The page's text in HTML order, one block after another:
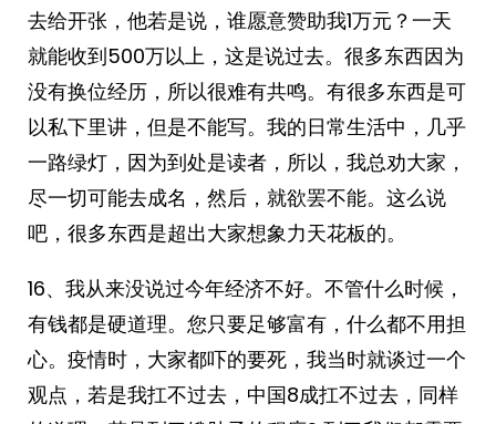
去给开张，他若是说，谁愿意赞助我1万元？一天
就能收到500万以上，这是说过去。很多东西因为
没有换位经历，所以很难有共鸣。有很多东西是可
以私下里讲，但是不能写。我的日常生活中，几乎
一路绿灯，因为到处是读者，所以，我总劝大家，
尽一切可能去成名，然后，就欲罢不能。这么说
吧，很多东西是超出大家想象力天花板的。
16、我从来没说过今年经济不好。不管什么时候，
有钱都是硬道理。您只要足够富有，什么都不用担
心。疫情时，大家都吓的要死，我当时就谈过一个
观点，若是我扛不过去，中国8成扛不过去，同样